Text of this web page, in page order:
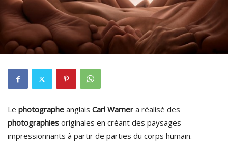
Le photographe anglais Carl Warner a réalisé des
photographies originales en créant des paysages
impressionnants à partir de parties du corps humain.